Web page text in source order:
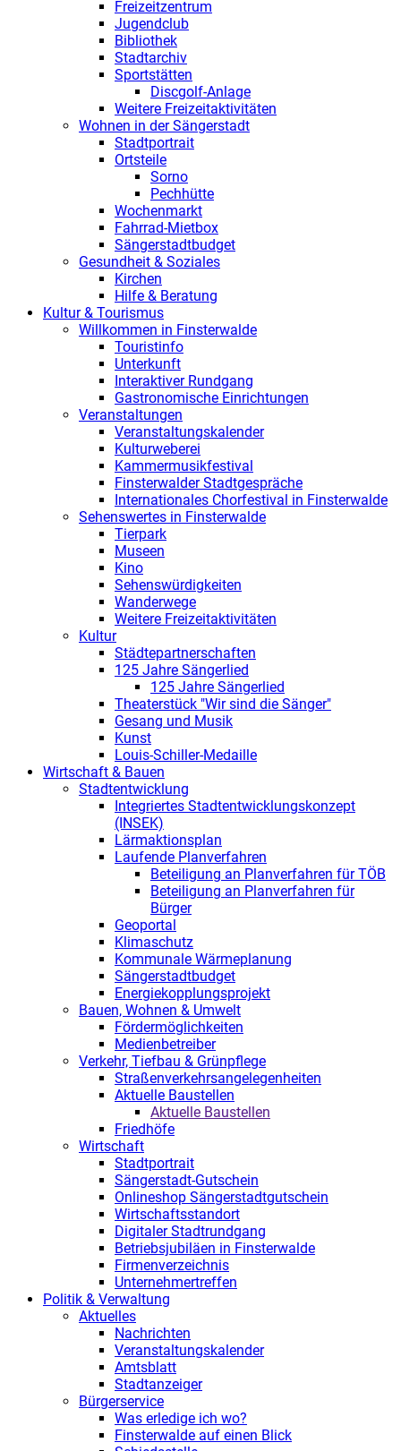
Freizeitzentrum
Jugendclub
Bibliothek
Stadtarchiv
Sportstätten
Discgolf-Anlage
Weitere Freizeitaktivitäten
Wohnen in der Sängerstadt
Stadtportrait
Ortsteile
Sorno
Pechhütte
Wochenmarkt
Fahrrad-Mietbox
Sängerstadtbudget
Gesundheit & Soziales
Kirchen
Hilfe & Beratung
Kultur & Tourismus
Willkommen in Finsterwalde
Touristinfo
Unterkunft
Interaktiver Rundgang
Gastronomische Einrichtungen
Veranstaltungen
Veranstaltungskalender
Kulturweberei
Kammermusikfestival
Finsterwalder Stadtgespräche
Internationales Chorfestival in Finsterwalde
Sehenswertes in Finsterwalde
Tierpark
Museen
Kino
Sehenswürdigkeiten
Wanderwege
Weitere Freizeitaktivitäten
Kultur
Städtepartnerschaften
125 Jahre Sängerlied
125 Jahre Sängerlied
Theaterstück "Wir sind die Sänger"
Gesang und Musik
Kunst
Louis-Schiller-Medaille
Wirtschaft & Bauen
Stadtentwicklung
Integriertes Stadtentwicklungskonzept
(INSEK)
Lärmaktionsplan
Laufende Planverfahren
Beteiligung an Planverfahren für TÖB
Beteiligung an Planverfahren für
Bürger
Geoportal
Klimaschutz
Kommunale Wärmeplanung
Sängerstadtbudget
Energiekopplungsprojekt
Bauen, Wohnen & Umwelt
Fördermöglichkeiten
Medienbetreiber
Verkehr, Tiefbau & Grünpflege
Straßenverkehrsangelegenheiten
Aktuelle Baustellen
Aktuelle Baustellen
Friedhöfe
Wirtschaft
Stadtportrait
Sängerstadt-Gutschein
Onlineshop Sängerstadtgutschein
Wirtschaftsstandort
Digitaler Stadtrundgang
Betriebsjubiläen in Finsterwalde
Firmenverzeichnis
Unternehmertreffen
Politik & Verwaltung
Aktuelles
Nachrichten
Veranstaltungskalender
Amtsblatt
Stadtanzeiger
Bürgerservice
Was erledige ich wo?
Finsterwalde auf einen Blick